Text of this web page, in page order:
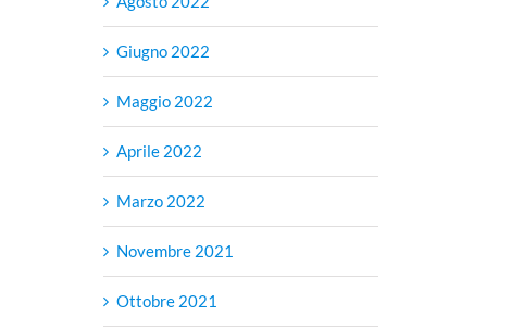
Giugno 2022
Maggio 2022
Aprile 2022
Marzo 2022
Novembre 2021
Ottobre 2021